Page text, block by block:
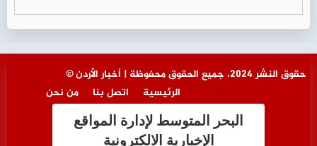
© حقوق النشر 2024، جميع الحقوق محفوظة | أخبار الأردن
من نحن
اتصل بنا الرئيسية
البحر المتوسط لإدارة المواقع
الإخبارية الالكترونية